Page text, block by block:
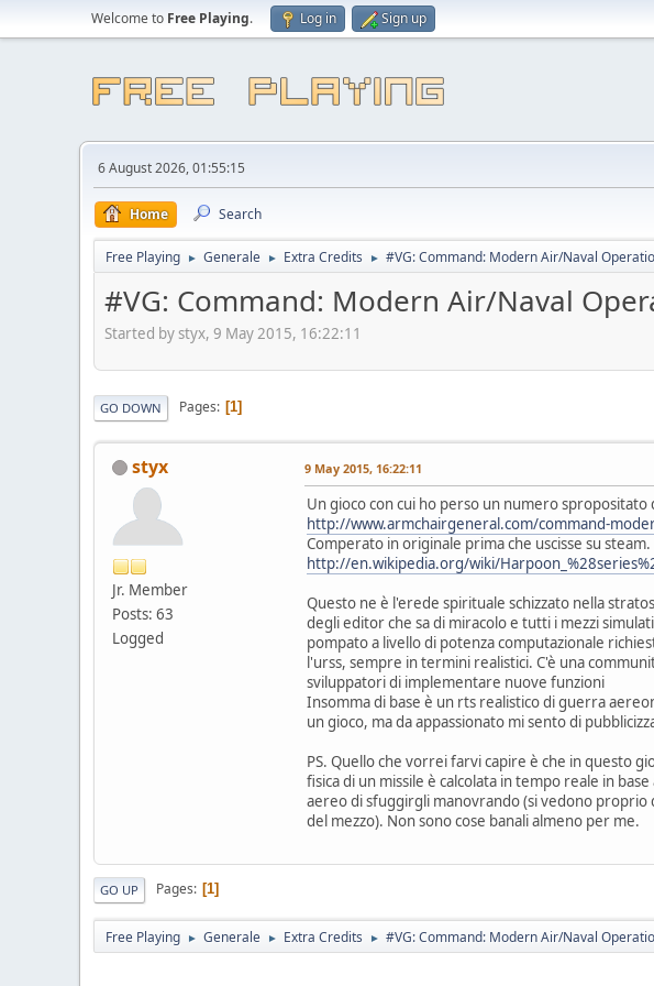
Welcome to Free Playing. Log in Sign up
6 August 2026, 01:55:15
Home Search
Free Playing ► Generale ► Extra Credits ► #VG: Command: Modern Air/Naval
#VG: Command: Modern Air/Naval
Started by styx, 9 May 2015, 16:22:11
GO DOWN Pages 1
styx
Jr. Member
Posts: 63
Logged
9 May 2015, 16:22:11
Un gioco con cui ho perso un numero spropositato
http://www.armchairgeneral.com/command-
Comperato in originale prima che uscisse su
http://en.wikipedia.org/wiki/
Questo ne è l'erede spirituale schizzato nella
degli editor che sa di miracolo e tutti i mezzi
pompato a livello di potenza computazionale
l'urss, sempre in termini realistici. C'è una
sviluppatori di implementare nuove funzioni
Insomma di base è un rts realistico di guerra
un gioco, ma da appassionato mi sento di
PS. Quello che vorrei farvi capire è che in questo
fisica di un missile è calcolata in tempo reale in
aereo di sfuggirgli manovrando (si vedono proprio
del mezzo). Non sono cose banali almeno per me.
GO UP Pages 1
Free Playing ► Generale ► Extra Credits ► #VG: Command: Modern Air/Naval